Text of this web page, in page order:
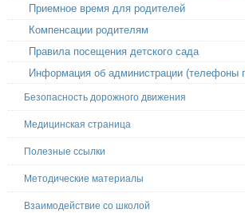
Приемное время для родителей
Компенсации родителям
Правила посещения детского сада
Информация об администрации (телефоны
Безопасность дорожного движения
Медицинская страница
Полезные ссылки
Методические материалы
Взаимодействие со школой